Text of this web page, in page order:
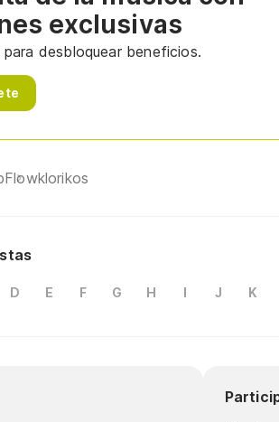
exclusivas
desbloquear beneficios.
Flowklorikos
D E F G H I J K